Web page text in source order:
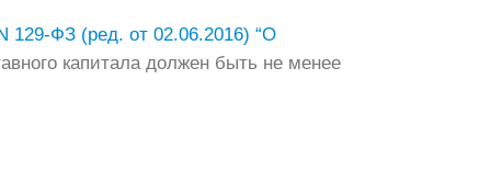
129-ФЗ (ред. от 02.06.2016) “О
капитала должен быть не менее